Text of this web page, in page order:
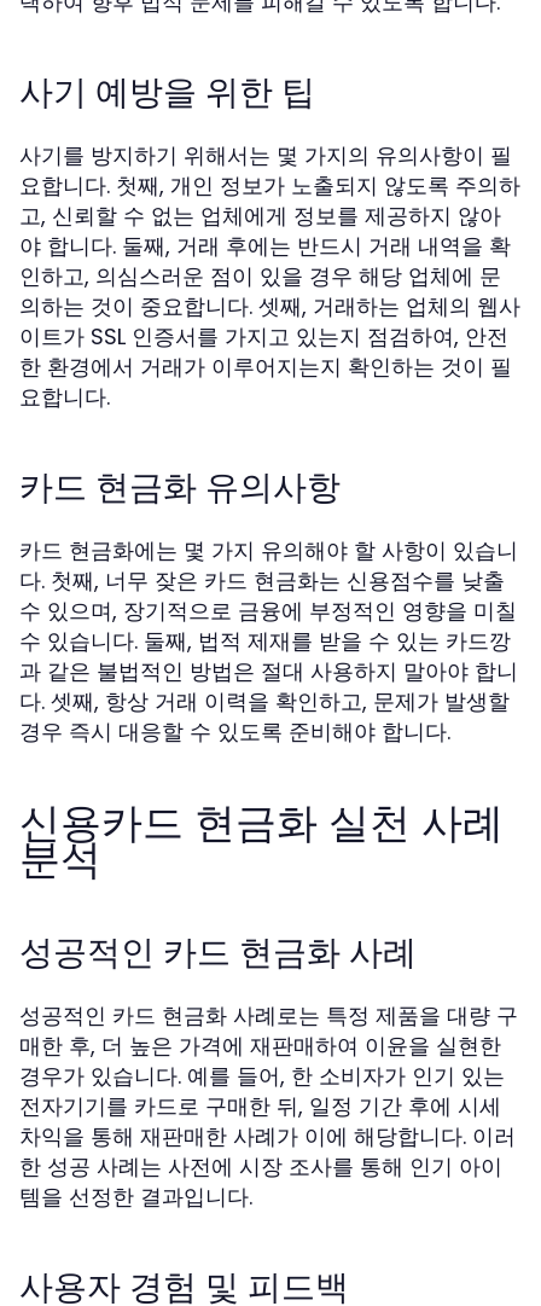
사기 예방을 위한 팁
사기를 방지하기 위해서는 몇 가지의 유의사항이 필
요합니다. 첫째, 개인 정보가 노출되지 않도록 주의하
고, 신뢰할 수 없는 업체에게 정보를 제공하지 않아
야 합니다. 둘째, 거래 후에는 반드시 거래 내역을 확
인하고, 의심스러운 점이 있을 경우 해당 업체에 문
의하는 것이 중요합니다. 셋째, 거래하는 업체의 웹사
이트가 SSL 인증서를 가지고 있는지 점검하여, 안전
한 환경에서 거래가 이루어지는지 확인하는 것이 필
요합니다.
카드 현금화 유의사항
카드 현금화에는 몇 가지 유의해야 할 사항이 있습니
다. 첫째, 너무 잦은 카드 현금화는 신용점수를 낮출
수 있으며, 장기적으로 금융에 부정적인 영향을 미칠
수 있습니다. 둘째, 법적 제재를 받을 수 있는 카드깡
과 같은 불법적인 방법은 절대 사용하지 말아야 합니
다. 셋째, 항상 거래 이력을 확인하고, 문제가 발생할
경우 즉시 대응할 수 있도록 준비해야 합니다.
신용카드 현금화 실천 사례
분석
성공적인 카드 현금화 사례
성공적인 카드 현금화 사례로는 특정 제품을 대량 구
매한 후, 더 높은 가격에 재판매하여 이윤을 실현한
경우가 있습니다. 예를 들어, 한 소비자가 인기 있는
전자기기를 카드로 구매한 뒤, 일정 기간 후에 시세
차익을 통해 재판매한 사례가 이에 해당합니다. 이러
한 성공 사례는 사전에 시장 조사를 통해 인기 아이
템을 선정한 결과입니다.
사용자 경험 및 피드백